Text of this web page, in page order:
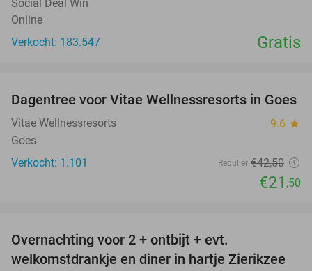
Social Deal Win
Online
Verkocht: 183.547
Gratis
49%
Dagentree voor Vitae Wellnessresorts in Goes
Vitae Wellnessresorts 9.6 star
Goes
Verkocht: 1.101
Regulier €42,50
€21 ,50
Overnachting voor 2 + ontbijt + evt.
welkomstdrankje en diner in hartje Zierikzee